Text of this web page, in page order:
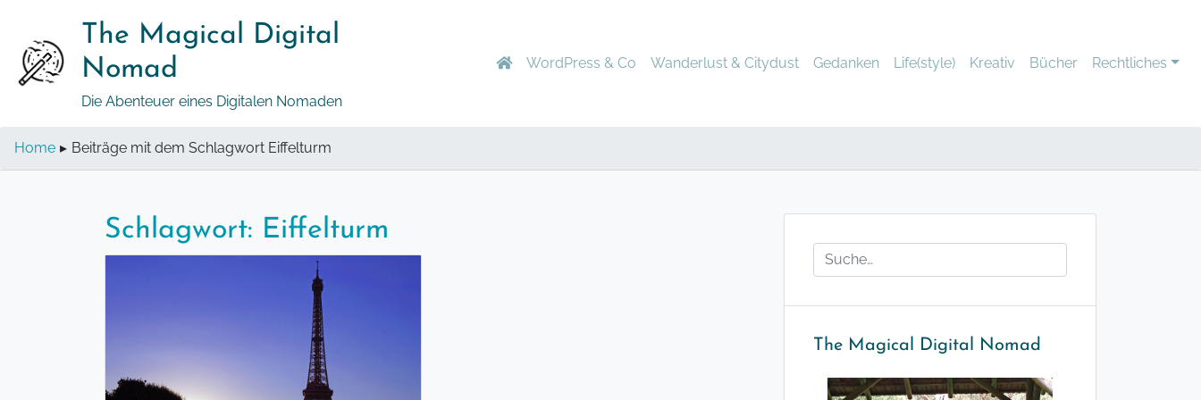
Inhalt
The Magical Digital
Nomad
Die Abenteuer eines Digitalen Nomaden
WordPress & Co Wanderlust & Citydust Gedanken Life(style) Kreativ Bücher Rechtliches
Home ▸ Beiträge mit dem Schlagwort Eiffelturm
Schlagwort: Eiffelturm
The Magical Digital Nomad